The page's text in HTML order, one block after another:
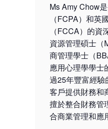
Ms Amy Chow
（FCPA）和英
（FCCA）的資
資源管理碩士（
商管理學士（
應用心理學學士
過25年豐富經驗
客戶提供財務和
擅於整合財務管
合商業管理和應